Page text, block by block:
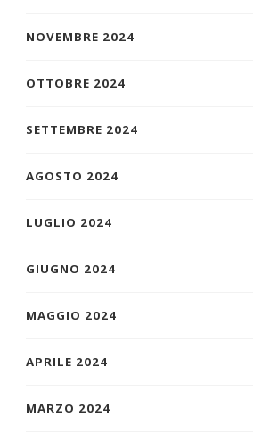
NOVEMBRE 2024
OTTOBRE 2024
SETTEMBRE 2024
AGOSTO 2024
LUGLIO 2024
GIUGNO 2024
MAGGIO 2024
APRILE 2024
MARZO 2024